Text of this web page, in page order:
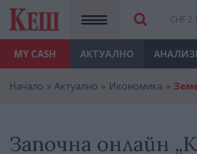
MY CASH
CHF
АКТУАЛНО
Начало Актуално Икономика
Започна онлайн